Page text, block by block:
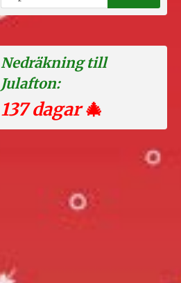
Nedräkning till
Julafton:
137 dagar🎄